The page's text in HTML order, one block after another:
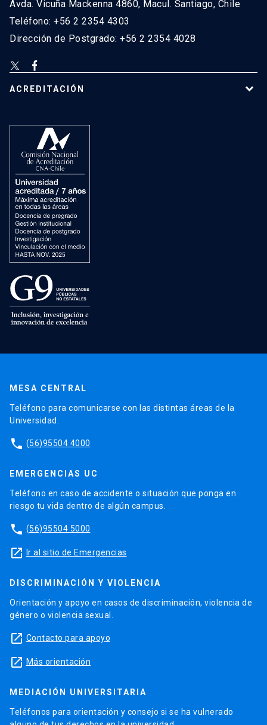
Avda. Vicuña Mackenna 4860, Macul. Santiago, Chile
Teléfono: +56 2 2354 4303
Dirección de Postgrado: +56 2 2354 4028
ACREDITACIÓN
MESA CENTRAL
Teléfono para comunicarse con las distintas áreas de la
Universidad.
phone (56)95504 4000
EMERGENCIAS UC
Teléfono en caso de accidente o situación que ponga en
riesgo tu vida dentro de algún campus.
phone (56)95504 5000
launch Ir al sitio de Emergencias
DISCRIMINACIÓN Y VIOLENCIA
Orientación y apoyo en casos de discriminación, violencia de
género o violencia sexual.
launch Contacto para apoyo
launch Más orientación
MEDIACIÓN UNIVERSITARIA
Teléfonos para orientación y consejo si se ha vulnerado